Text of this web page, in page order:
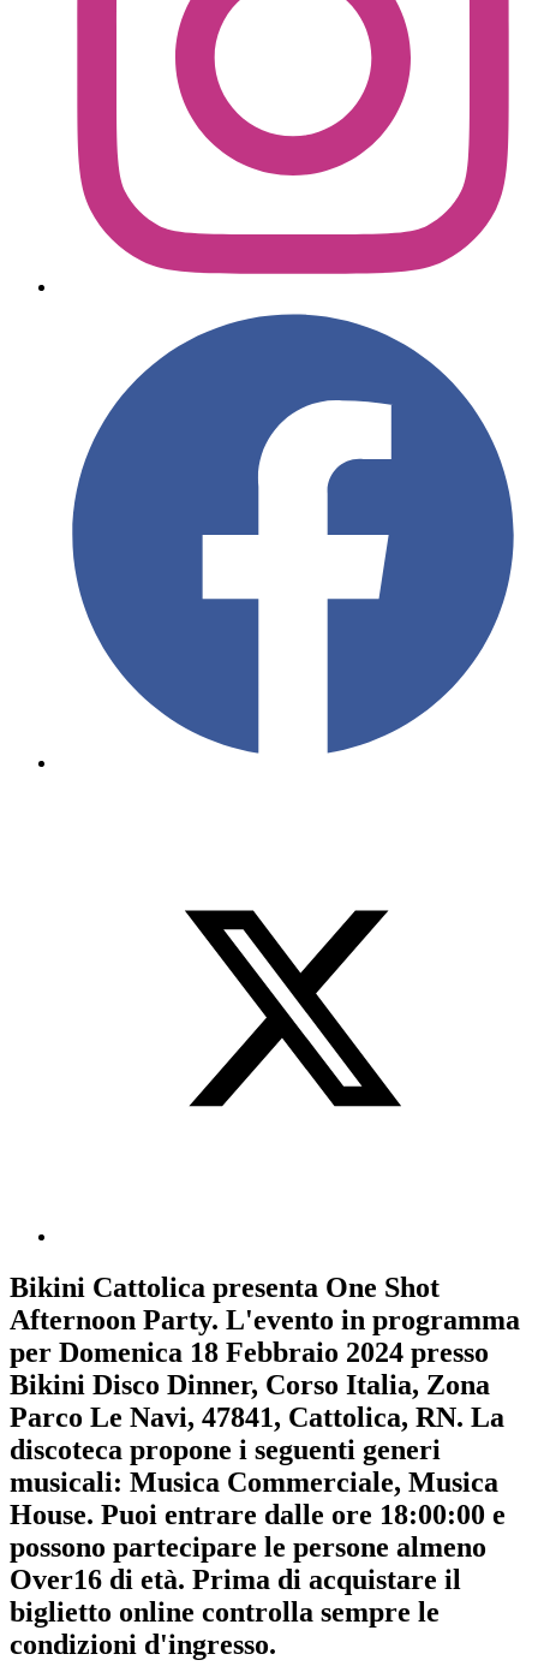
Bikini Cattolica presenta One Shot
Afternoon Party. L'evento in programma
per Domenica 18 Febbraio 2024 presso
Bikini Disco Dinner, Corso Italia, Zona
Parco Le Navi, 47841, Cattolica, RN. La
discoteca propone i seguenti generi
musicali: Musica Commerciale, Musica
House. Puoi entrare dalle ore 18:00:00 e
possono partecipare le persone almeno
Over16 di età. Prima di acquistare il
biglietto online controlla sempre le
condizioni d'ingresso.